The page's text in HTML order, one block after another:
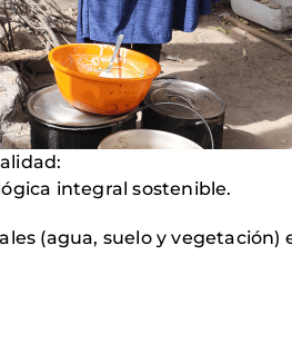
integral sostenible.
(agua, suelo y vegetación)